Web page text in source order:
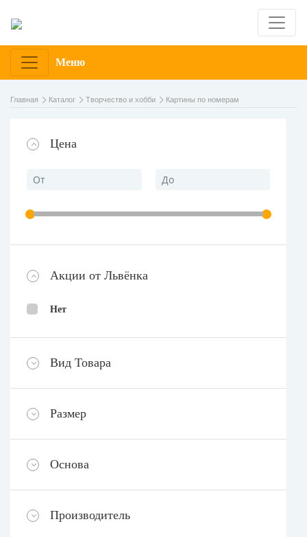
Меню
Главная Каталог Творчество и хобби Картины по номерам
Цена
Акции от Львёнка
Нет
Вид Товара
Размер
Основа
Производитель